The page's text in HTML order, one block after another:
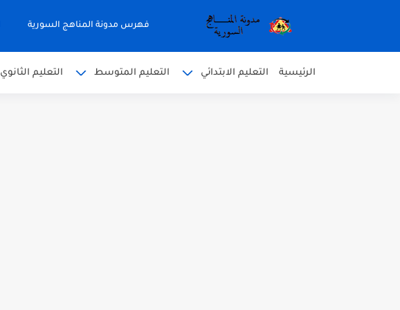
فهرس مدونة المناهج السورية
الرئيسية التعليم الابتدائي التعليم المتوسط التعليم الثانوي